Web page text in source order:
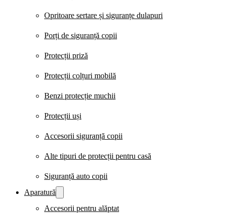
Opritoare sertare și siguranțe dulapuri
Porți de siguranță copii
Protecții priză
Protecții colțuri mobilă
Benzi protecție muchii
Protecții uși
Accesorii siguranță copii
Alte tipuri de protecții pentru casă
Siguranță auto copii
Aparatură
Accesorii pentru alăptat